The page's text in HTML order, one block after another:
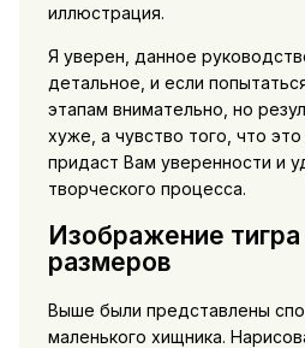
иллюстрация.
Я уверен, данное
детальное, и если
этапам внимательно, но
хуже, а чувство того, что это
придаст Вам уверенности и
творческого процесса.
Изображение
размеров
Выше были представлены
маленького хищника.